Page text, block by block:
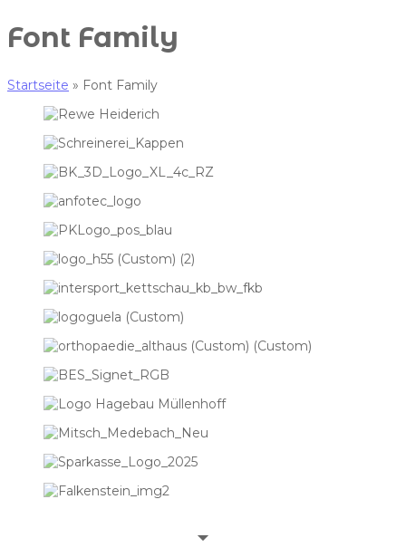
Font Family
Startseite » Font Family